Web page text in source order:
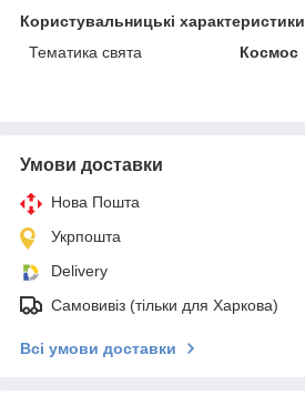
Користувальницькі характеристики
Тематика свята
Космос
Умови доставки
Нова Пошта
Укрпошта
Delivery
Самовивіз (тільки для Харкова)
Всі умови доставки